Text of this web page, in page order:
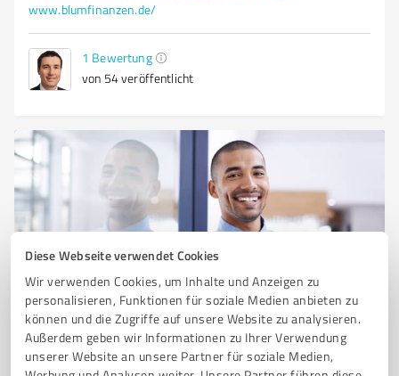
Diese Webseite verwendet Cookies
Wir verwenden Cookies, um Inhalte und Anzeigen zu
personalisieren, Funktionen für soziale Medien anbieten zu
können und die Zugriffe auf unsere Website zu analysieren.
Außerdem geben wir Informationen zu Ihrer Verwendung
unserer Website an unsere Partner für soziale Medien,
www.blumfinanzen.de/
1 Bewertung
von 54 veröffentlicht
Sie möchten auch hier gelistet werden?
Registrieren Sie sich jetzt und werden Sie ein von
Kunden empfohlener ProvenExpert!